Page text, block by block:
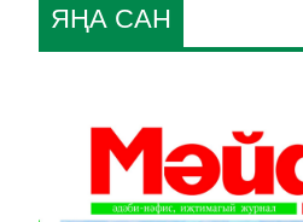
ЯҢА САН